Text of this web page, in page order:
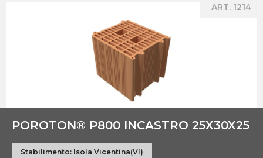
ART. 1214
POROTON® P800 INCASTRO 25X30X25
Stabilimento: Isola Vicentina(VI)